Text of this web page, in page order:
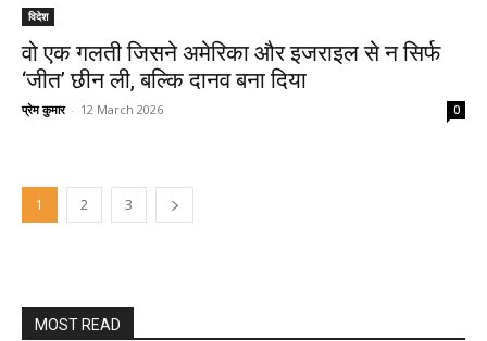
विदेश
वो एक गलती जिसने अमेरिका और इजराइल से न सिर्फ
‘जीत’ छीन ली, बल्कि दानव बना दिया
प्रेम कुमार - 12 March 2026 0
1 2 3
MOST READ